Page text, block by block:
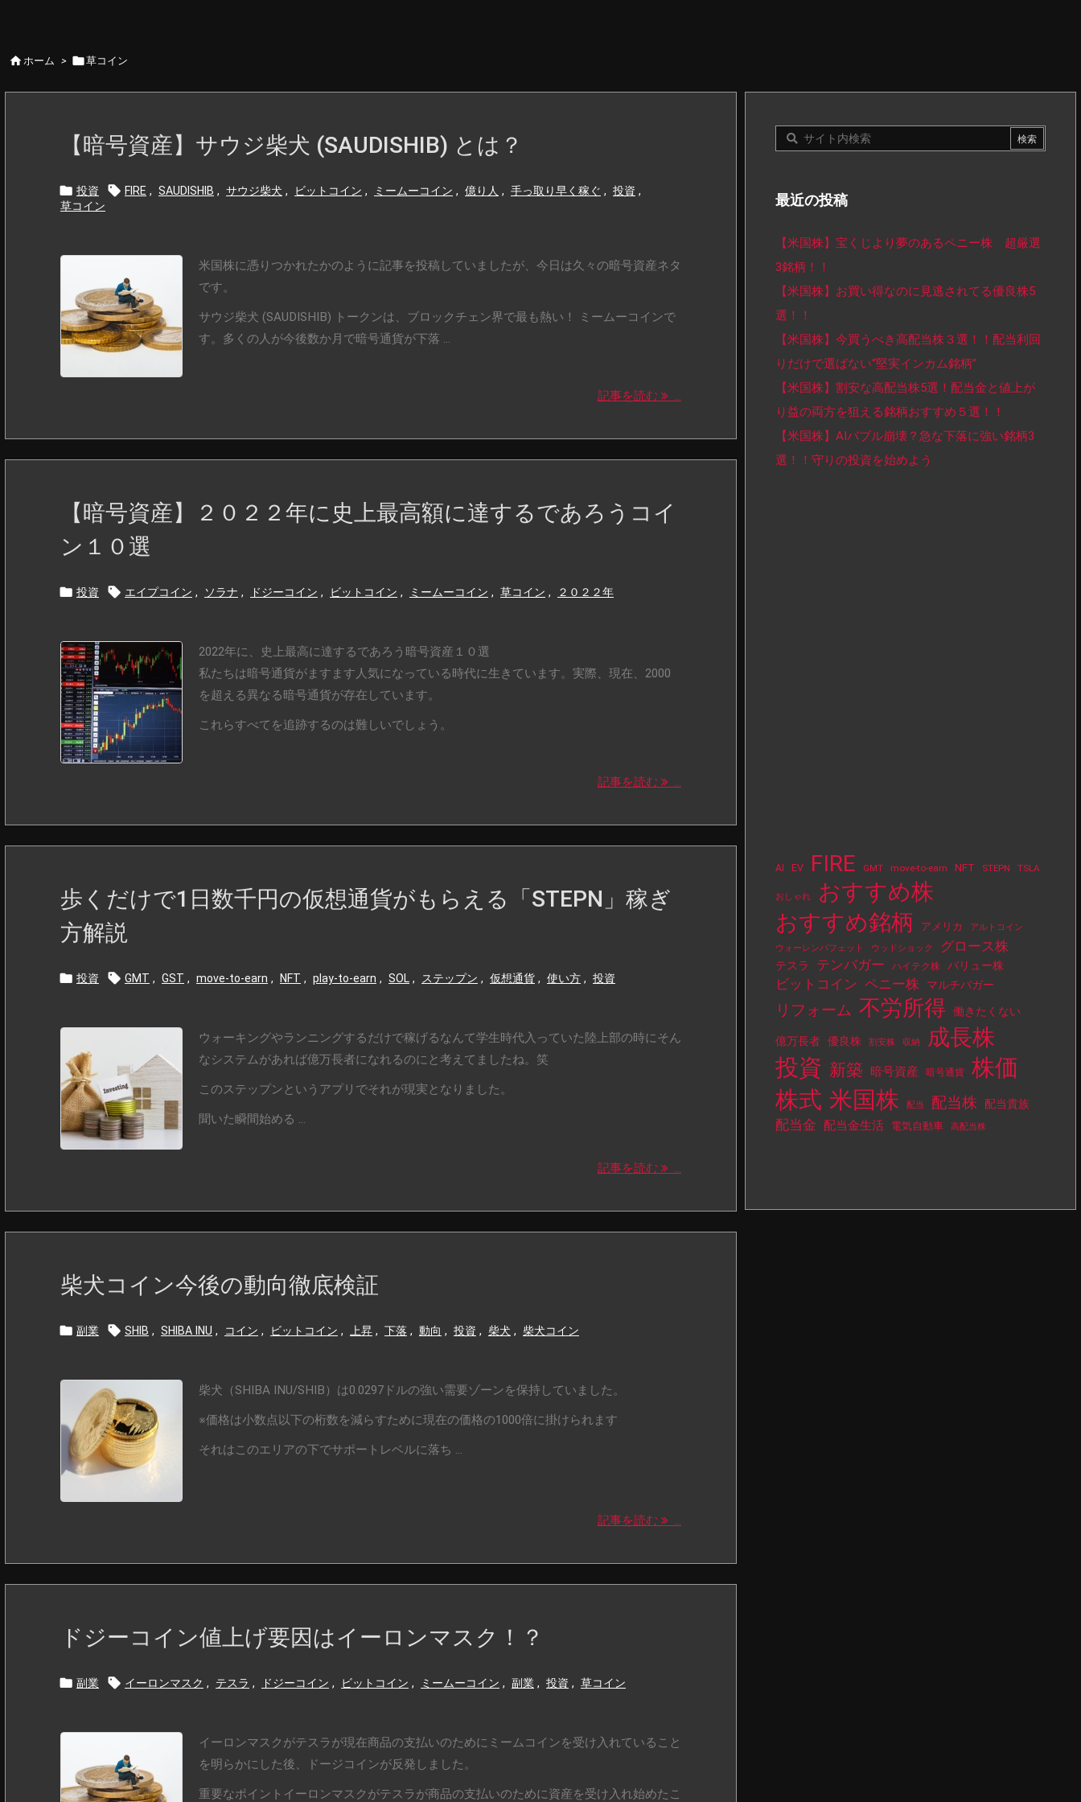
ホーム > 草コイン
【暗号資産】サウジ柴犬 (SAUDISHIB) とは？
 投資  FIRE , SAUDISHIB , サウジ柴犬 , ビットコイン , ミームーコイン , 億り人 , 手っ取り早く稼ぐ , 投資 ,
草コイン
米国株に憑りつかれたかのように記事を投稿していましたが、今日は久々の暗号資産ネタ
です。
サウジ柴犬 (SAUDISHIB) トークンは、ブロックチェン界で最も熱い！ ミームーコインで
す。多くの人が今後数か月で暗号通貨が下落 ...
記事を読む ...
【暗号資産】２０２２年に史上最高額に達するであろうコイ
ン１０選
 投資  エイプコイン , ソラナ , ドジーコイン , ビットコイン , ミームーコイン , 草コイン , ２０２２年
2022年に、史上最高に達するであろう暗号資産１０選
私たちは暗号通貨がますます人気になっている時代に生きています。実際、現在、2000
を超える異なる暗号通貨が存在しています。
これらすべてを追跡するのは難しいでしょう。
記事を読む ...
歩くだけで1日数千円の仮想通貨がもらえる「STEPN」稼ぎ
方解説
 投資  GMT , GST , move-to-earn , NFT , play-to-earn , SOL , ステップン , 仮想通貨 , 使い方 , 投資
ウォーキングやランニングするだけで稼げるなんて学生時代入っていた陸上部の時にそん
なシステムがあれば億万長者になれるのにと考えてましたね。笑
このステップンというアプリでそれが現実となりました。
聞いた瞬間始める ...
記事を読む ...
柴犬コイン今後の動向徹底検証
 副業  SHIB , SHIBA INU , コイン , ビットコイン , 上昇 , 下落 , 動向 , 投資 , 柴犬 , 柴犬コイン
柴犬（SHIBA INU/SHIB）は0.0297ドルの強い需要ゾーンを保持していました。
※価格は小数点以下の桁数を減らすために現在の価格の1000倍に掛けられます
それはこのエリアの下でサポートレベルに落ち ...
記事を読む ...
ドジーコイン値上げ要因はイーロンマスク！？
 副業  イーロンマスク , テスラ , ドジーコイン , ビットコイン , ミームーコイン , 副業 , 投資 , 草コイン
イーロンマスクがテスラが現在商品の支払いのためにミームコインを受け入れていること
を明らかにした後、ドージコインが反発しました。
重要なポイントイーロンマスクがテスラが商品の支払いのために資産を受け入れ始めたこ
最近の投稿
【米国株】宝くじより夢のあるペニー株 超厳選
3銘柄！！
【米国株】お買い得なのに見逃されてる優良株5
選！！
【米国株】今買うべき高配当株３選！！配当利回
りだけで選ばない“堅実インカム銘柄”
【米国株】割安な高配当株5選！配当金と値上が
り益の両方を狙える銘柄おすすめ５選！！
【米国株】AIバブル崩壊？急な下落に強い銘柄3
選！！守りの投資を始めよう
AI EV FIRE GMT move-to-earn NFT STEPN TSLA
おしゃれ
おすすめ株
おすすめ銘柄
アメリカ
アルトコイン
ウォーレンバフェット
ウッドショック グロース株
テスラ テンバガー ハイテク株 バリュー株
ビットコイン ペニー株 マルチバガー
リフォーム 不労所得 働きたくない
億万長者 優良株 割安株 収納 成長株
投資 新築 暗号資産 暗号通貨
株価
株式 米国株 配当 配当株 配当貴族
配当金 配当金生活 電気自動車 高配当株